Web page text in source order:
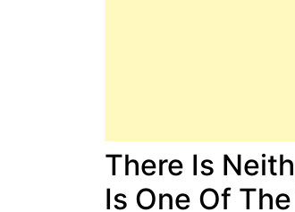
There Is
Is One Of